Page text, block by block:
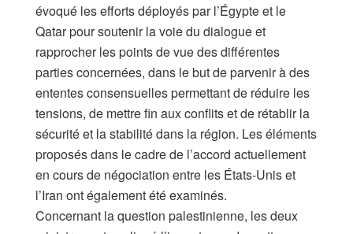
évoqué les efforts déployés par l’Égypte et le
Qatar pour soutenir la voie du dialogue et
rapprocher les points de vue des différentes
parties concernées, dans le but de parvenir à des
ententes consensuelles permettant de réduire les
tensions, de mettre fin aux conflits et de rétablir la
sécurité et la stabilité dans la région. Les éléments
proposés dans le cadre de l’accord actuellement
en cours de négociation entre les États-Unis et
l’Iran ont également été examinés.
Concernant la question palestinienne, les deux